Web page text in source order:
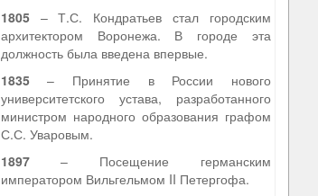
1805– Т.С. Кондратьев стал городским
архитектором Воронежа. В городе эта
должность была введена впервые.
1835– Принятие в России нового
университетского устава, разработанного
министром народного образования графом
С.С. Уваровым.
1897– Посещение германским
императором Вильгельмом II Петергофа.